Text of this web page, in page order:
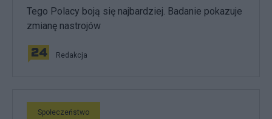
Tego Polacy boją się najbardziej. Badanie pokazuje
zmianę nastrojów
Redakcja
Społeczeństwo